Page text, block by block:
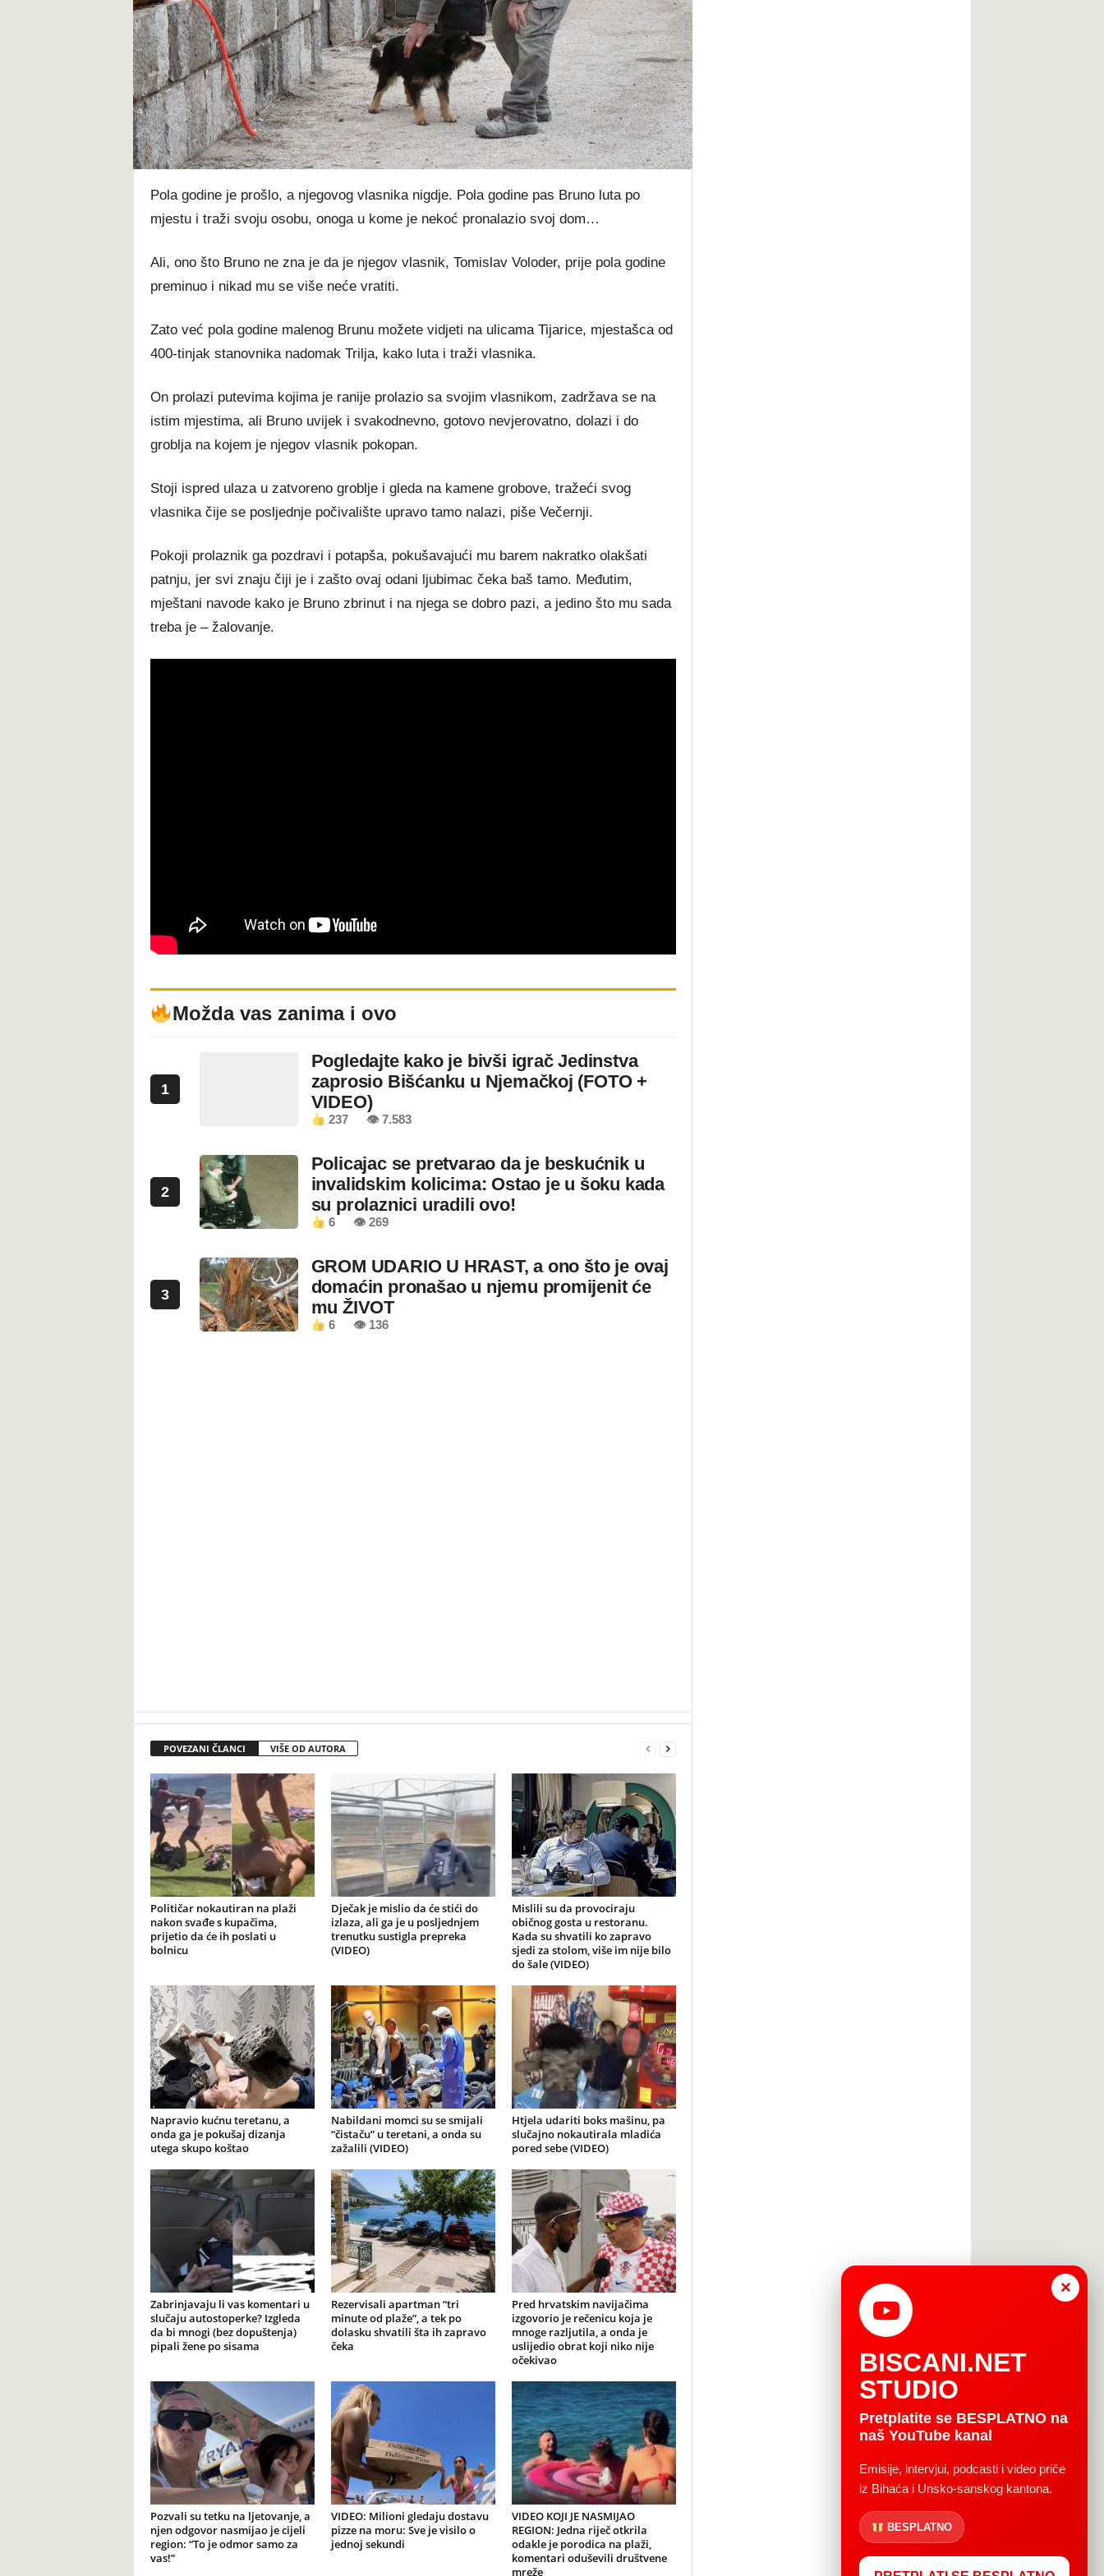
t
Pola godine je prošlo, a njegovog vlasnika nigdje. Pola godine pas Bruno luta po
mjestu i traži svoju osobu, onoga u kome je nekoć pronalazio svoj dom…
Ali, ono što Bruno ne zna je da je njegov vlasnik, Tomislav Voloder, prije pola godine
preminuo i nikad mu se više neće vratiti.
Zato već pola godine malenog Brunu možete vidjeti na ulicama Tijarice, mjestašca od
400-tinjak stanovnika nadomak Trilja, kako luta i traži vlasnika.
On prolazi putevima kojima je ranije prolazio sa svojim vlasnikom, zadržava se na
istim mjestima, ali Bruno uvijek i svakodnevno, gotovo nevjerovatno, dolazi i do
groblja na kojem je njegov vlasnik pokopan.
Stoji ispred ulaza u zatvoreno groblje i gleda na kamene grobove, tražeći svog
vlasnika čije se posljednje počivalište upravo tamo nalazi, piše Večernji.
Pokoji prolaznik ga pozdravi i potapša, pokušavajući mu barem nakratko olakšati
patnju, jer svi znaju čiji je i zašto ovaj odani ljubimac čeka baš tamo. Međutim,
mještani navode kako je Bruno zbrinut i na njega se dobro pazi, a jedino što mu sada
treba je – žalovanje.
Možda vas zanima i ovo
1
Pogledajte kako je bivši igrač Jedinstva
zaprosio Bišćanku u Njemačkoj (FOTO +
VIDEO)
237 👁 7.583
2
Policajac se pretvarao da je beskućnik u
invalidskim kolicima: Ostao je u šoku kada
su prolaznici uradili ovo!
6 👁 269
3
GROM UDARIO U HRAST, a ono što je ovaj
domaćin pronašao u njemu promijenit će
mu ŽIVOT
6 👁 136
POVEZANI ČLANCI VIŠE OD AUTORA
Političar nokautiran na plaži
nakon svađe s kupačima,
prijetio da će ih poslati u
bolnicu
Dječak je mislio da će stići do
izlaza, ali ga je u posljednjem
trenutku sustigla prepreka
(VIDEO)
Mislili su da provociraju
običnog gosta u restoranu.
Kada su shvatili ko zapravo
sjedi za stolom, više im nije bilo
do šale (VIDEO)
Napravio kućnu teretanu, a
onda ga je pokušaj dizanja
utega skupo koštao
Nabildani momci su se smijali
“čistaču” u teretani, a onda su
zažalili (VIDEO)
Htjela udariti boks mašinu, pa
slučajno nokautirala mladića
pored sebe (VIDEO)
Zabrinjavaju li vas komentari u
slučaju autostoperke? Izgleda
da bi mnogi (bez dopuštenja)
pipali žene po sisama
Rezervisali apartman “tri
minute od plaže”, a tek po
dolasku shvatili šta ih zapravo
čeka
Pred hrvatskim navijačima
izgovorio je rečenicu koja je
mnoge razljutila, a onda je
uslijedio obrat koji niko nije
očekivao
Pozvali su tetku na ljetovanje, a
njen odgovor nasmijao je cijeli
region: “To je odmor samo za
vas!”
VIDEO: Milioni gledaju dostavu
pizze na moru: Sve je visilo o
jednoj sekundi
VIDEO KOJI JE NASMIJAO
REGION: Jedna riječ otkrila
odakle je porodica na plaži,
komentari oduševili društvene
mreže
×
BISCANI.NET
STUDIO
Pretplatite se BESPLATNO na
naš YouTube kanal
Emisije, intervjui, podcasti i video priče
iz Bihaća i Unsko-sanskog kantona.
BESPLATNO